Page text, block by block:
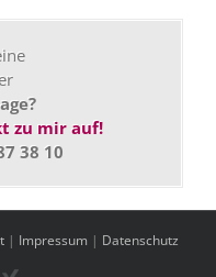
zu mir auf!
38 10
| Impressum | Datenschutz